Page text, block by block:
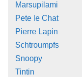
Marsupilami
Pete le Chat
Pierre Lapin
Schtroumpfs
Snoopy
Tintin